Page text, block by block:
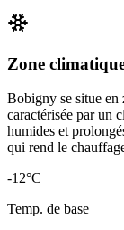
Zone
Bobigny se situe en
caractérisée par un
humides et
qui rend le
-12°C
Temp. de base